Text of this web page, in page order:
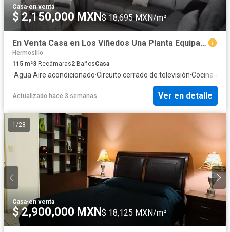
Casa·en venta
$ 2,150,000 MXN$ 18,695 MXN/m²
En Venta Casa en Los Viñedos Una Planta Equipada Norte de Hermosillo Libre de Gravamen
Hermosillo
115 m²3 Recámaras2 BañosCasa
·Agua·Aire acondicionado·Circuito cerrado de televisión·Cocina
Actualizado hace 3 semanas Ver en detalle
1 /28
Casa·en venta
$ 2,900,000 MXN$ 18,125 MXN/m²